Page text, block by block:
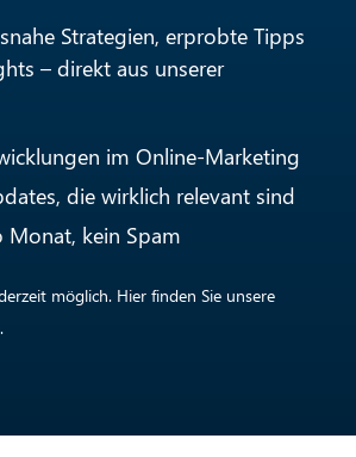
Strategien, erprobte Tipps
– direkt aus unserer
im Online-Marketing
die wirklich relevant sind
Monat, kein Spam
möglich. Hier finden Sie unsere
.